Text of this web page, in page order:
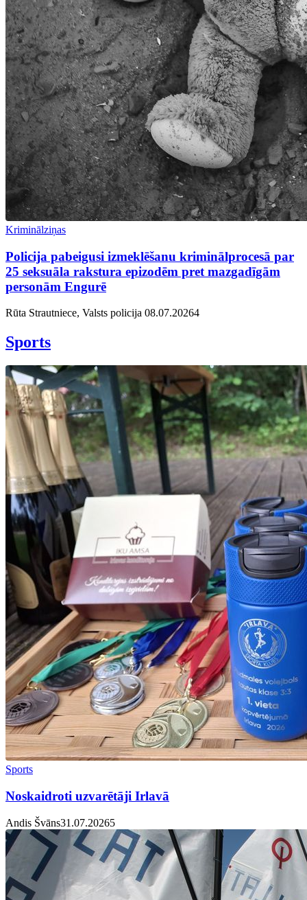
Kriminālziņas
Policija pabeigusi izmeklēšanu kriminālprocesā par
25 seksuāla rakstura epizodēm pret mazgadīgām
personām Engurē
Rūta Strautniece, Valsts policija 08.07.20264
Sports
Sports
Noskaidroti uzvarētāji Irlavā
Andis Švāns31.07.20265